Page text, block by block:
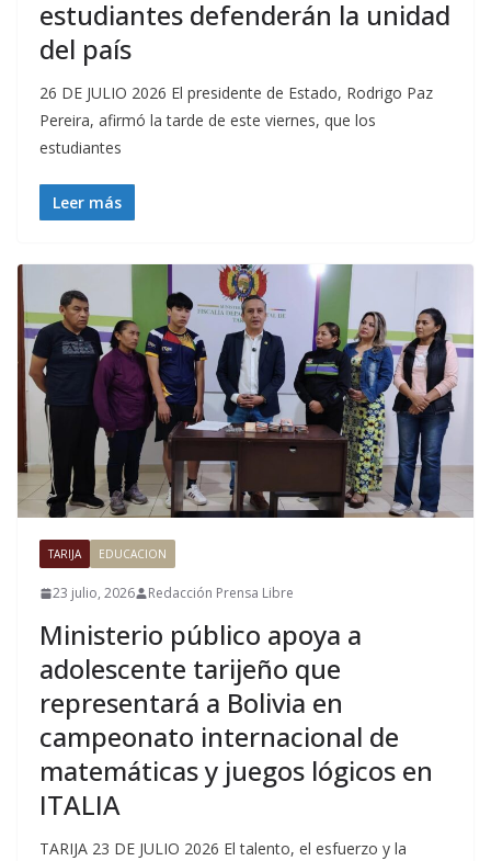
estudiantes defenderán la unidad
del país
26 DE JULIO 2026 El presidente de Estado, Rodrigo Paz
Pereira, afirmó la tarde de este viernes, que los
estudiantes
Leer más
TARIJA EDUCACION
23 julio, 2026 Redacción Prensa Libre
Ministerio público apoya a
adolescente tarijeño que
representará a Bolivia en
campeonato internacional de
matemáticas y juegos lógicos en
ITALIA
TARIJA 23 DE JULIO 2026 El talento, el esfuerzo y la